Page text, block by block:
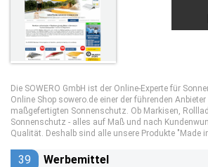
Die SOWERO GmbH ist der Online-Experte für
Online Shop sowero.de einer der führenden
maßgefertigten Sonnenschutz. Ob Markisen,
Sonnenschutz - alles auf Maß und nach
Qualität. Deshalb sind alle unsere Produkte "Made
39 Werbemittel